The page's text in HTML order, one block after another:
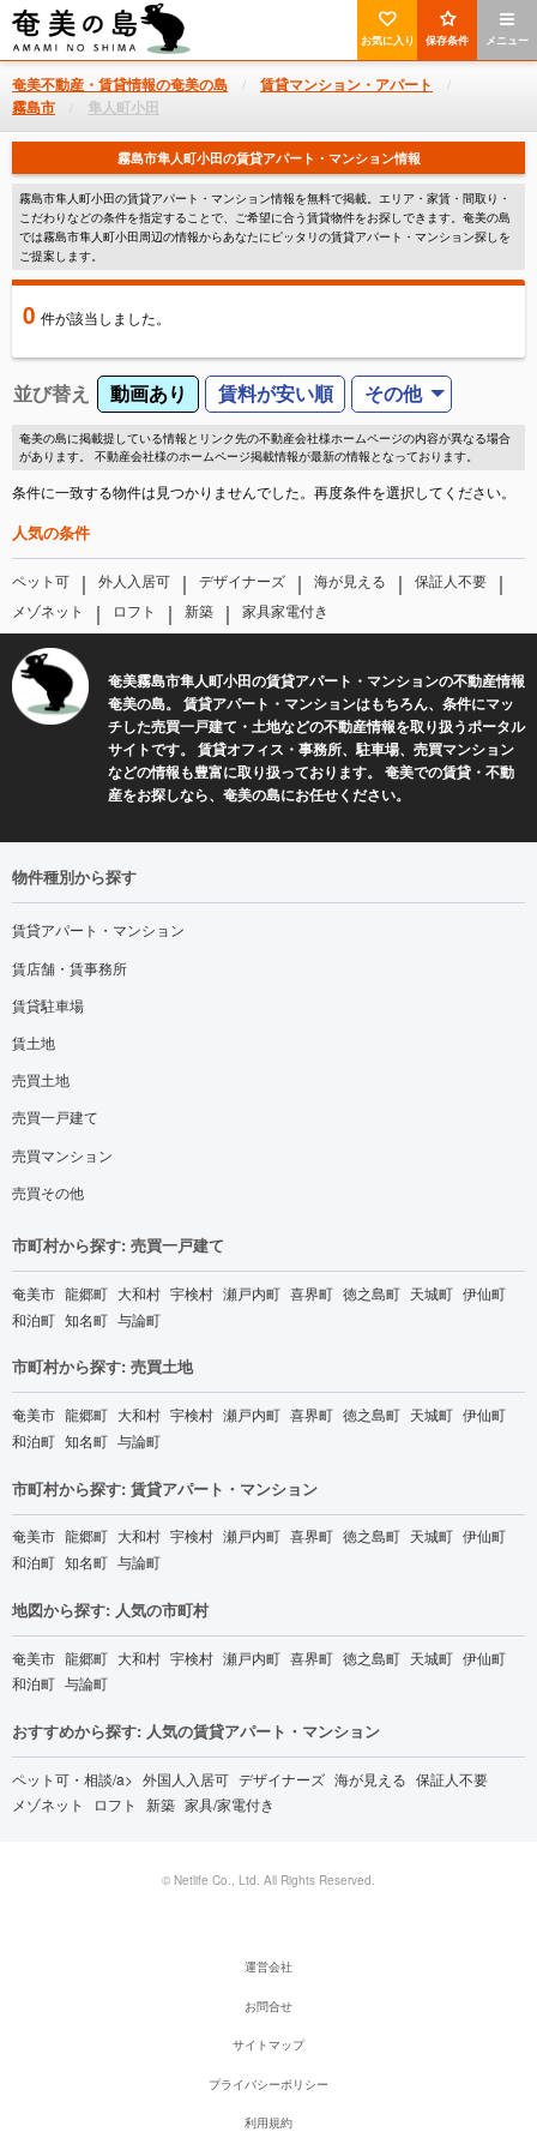
メニュー
保存条件
お気に入り
奄美不動産・賃貸情報の奄美の島
賃貸マンション・アパート
霧島市
隼人町小田
霧島市隼人町小田の賃貸アパート・マンション情報
霧島市隼人町小田の賃貸アパート・マンション情報を無料で掲載。エリア・家賃・間取り・
こだわりなどの条件を指定することで、ご希望に合う賃貸物件をお探しできます。奄美の島
では霧島市隼人町小田周辺の情報からあなたにピッタリの賃貸アパート・マンション探しを
ご提案します。
0 件が該当しました。
並び替え 動画あり 賃料が安い順 その他
奄美の島に掲載提している情報とリンク先の不動産会社様ホームページの内容が異なる場合
があります。 不動産会社様のホームページ掲載情報が最新の情報となっております。
条件に一致する物件は見つかりませんでした。再度条件を選択してください。
人気の条件
ペット可 ｜ 外人入居可 ｜ デザイナーズ ｜ 海が見える ｜ 保証人不要 ｜
メゾネット ｜ ロフト ｜ 新築 ｜ 家具家電付き
奄美霧島市隼人町小田の賃貸アパート・マンションの不動産情報
奄美の島。 賃貸アパート・マンションはもちろん、条件にマッ
チした売買一戸建て・土地などの不動産情報を取り扱うポータル
サイトです。 賃貸オフィス・事務所、駐車場、売買マンション
などの情報も豊富に取り扱っております。 奄美での賃貸・不動
産をお探しなら、奄美の島にお任せください。
物件種別から探す
賃貸アパート・マンション
賃店舗・賃事務所
賃貸駐車場
賃土地
売買土地
売買一戸建て
売買マンション
売買その他
市町村から探す: 売買一戸建て
奄美市 龍郷町 大和村 宇検村 瀬戸内町 喜界町 徳之島町 天城町 伊仙町
和泊町 知名町 与論町
市町村から探す: 売買土地
奄美市 龍郷町 大和村 宇検村 瀬戸内町 喜界町 徳之島町 天城町 伊仙町
和泊町 知名町 与論町
市町村から探す: 賃貸アパート・マンション
奄美市 龍郷町 大和村 宇検村 瀬戸内町 喜界町 徳之島町 天城町 伊仙町
和泊町 知名町 与論町
地図から探す: 人気の市町村
奄美市 龍郷町 大和村 宇検村 瀬戸内町 喜界町 徳之島町 天城町 伊仙町
和泊町 与論町
おすすめから探す: 人気の賃貸アパート・マンション
ペット可・相談/a> 外国人入居可 デザイナーズ 海が見える 保証人不要
メゾネット
ロフト 新築 家具/家電付き
© Netlife Co., Ltd. All Rights Reserved.
運営会社
お問合せ
サイトマップ
プライバシーポリシー
利用規約